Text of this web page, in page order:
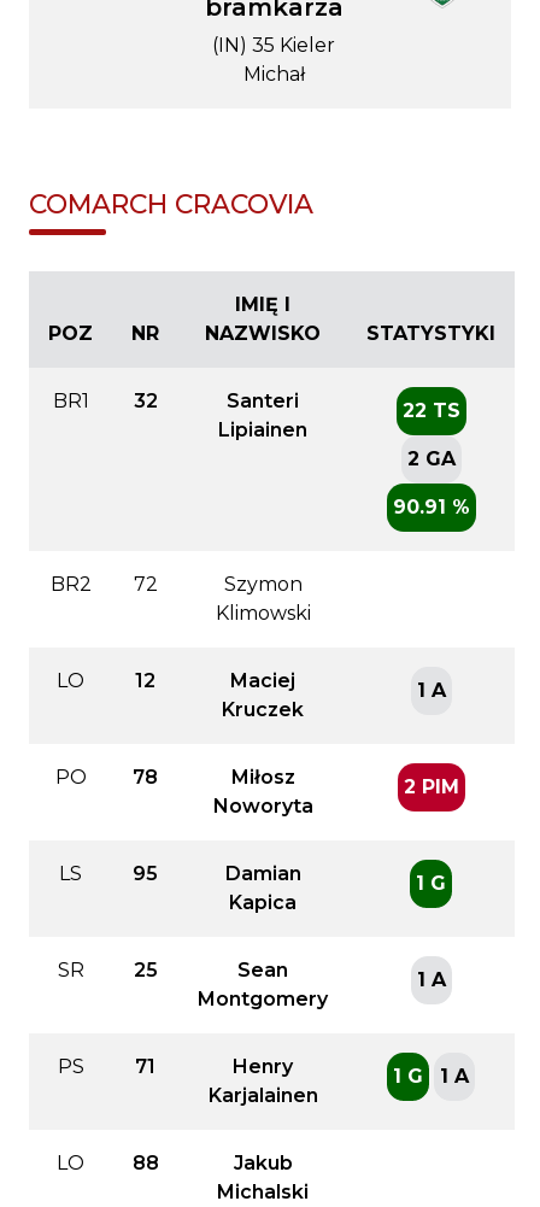
bramkarza
(IN) 35 Kieler
Michał
COMARCH CRACOVIA
POZ NR
IMIĘ I
NAZWISKO
STATYSTYKI
BR1 32
Santeri
Lipiainen
22 TS
2 GA
90.91 %
BR2 72
Szymon
Klimowski
LO 12
Maciej
Kruczek
1 A
PO 78
Miłosz
Noworyta
2 PIM
LS 95
Damian
Kapica
1 G
SR 25
Sean
Montgomery
1 A
PS 71
Henry
Karjalainen
1 G 1 A
LO 88
Jakub
Michalski